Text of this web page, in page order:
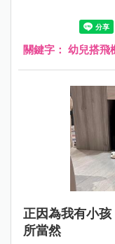
關鍵字： 幼兒搭飛
正因為我有小
所當然